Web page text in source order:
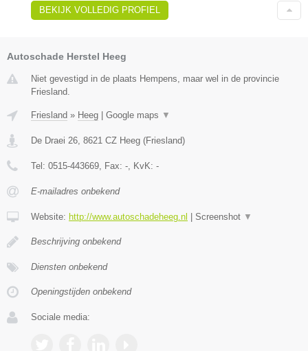
BEKIJK VOLLEDIG PROFIEL
Autoschade Herstel Heeg
Niet gevestigd in de plaats Hempens, maar wel in de provincie
Friesland.
Friesland » Heeg Google maps ▼
De Draei 26, 8621 CZ Heeg (Friesland)
Tel: 0515-443669, Fax: -, KvK: -
E-mailadres onbekend
Website: http://www.autoschadeheeg.nl Screenshot ▼
Beschrijving onbekend
Diensten onbekend
Openingstijden onbekend
Sociale media: